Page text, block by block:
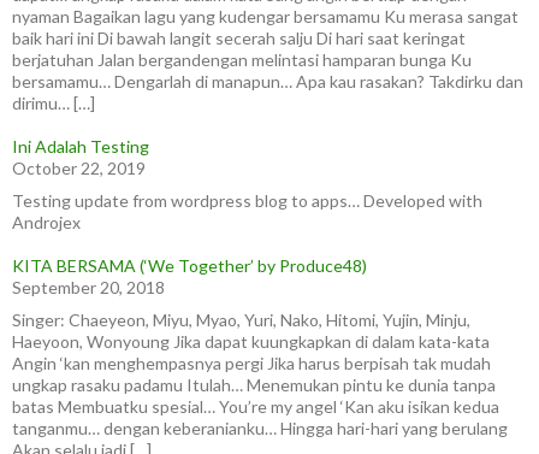
nyaman Bagaikan lagu yang kudengar bersamamu Ku merasa sangat
baik hari ini Di bawah langit secerah salju Di hari saat keringat
berjatuhan Jalan bergandengan melintasi hamparan bunga Ku
bersamamu… Dengarlah di manapun… Apa kau rasakan? Takdirku dan
dirimu… […]
Ini Adalah Testing
October 22, 2019
Testing update from wordpress blog to apps… Developed with
Androjex
KITA BERSAMA (‘We Together’ by Produce48)
September 20, 2018
Singer: Chaeyeon, Miyu, Myao, Yuri, Nako, Hitomi, Yujin, Minju,
Haeyoon, Wonyoung Jika dapat kuungkapkan di dalam kata-kata
Angin ‘kan menghempasnya pergi Jika harus berpisah tak mudah
ungkap rasaku padamu Itulah… Menemukan pintu ke dunia tanpa
batas Membuatku spesial… You’re my angel ‘Kan aku isikan kedua
tanganmu… dengan keberanianku… Hingga hari-hari yang berulang
Akan selalu jadi […]